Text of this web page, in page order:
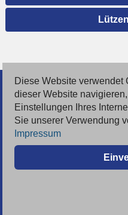
© 2026 Deutsche Jobmarkt
Inserieren
Kontakt
AGB
Diese Website verwendet
dieser Website
Einstellungen Ihres
Sie unserer Verwendung
Impressum